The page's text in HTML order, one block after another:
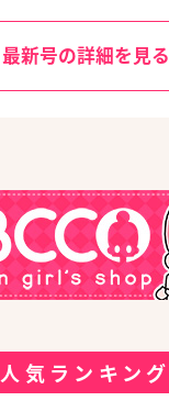
最新号の詳細を見る
人気ランキング